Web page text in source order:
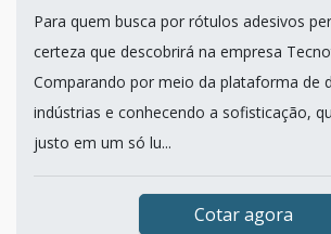
Para quem busca por rótulos adesivos
certeza que descobrirá na empresa
Comparando por meio da plataforma de
indústrias e conhecendo a sofisticação,
justo em um só lu...
Cotar agora